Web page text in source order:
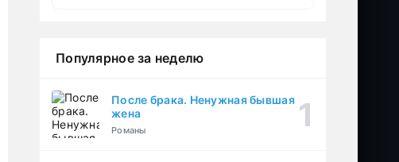
Популярное за неделю
После брака. Ненужная бывшая
жена
Романы